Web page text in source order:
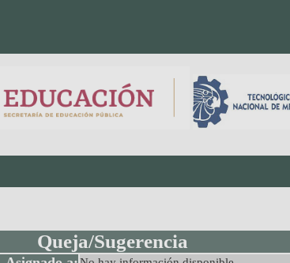
Queja/Sugerencia